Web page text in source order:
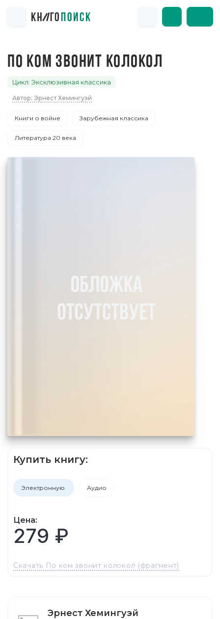
ПО КОМ ЗВОНИТ КОЛОКОЛ
Цикл: Эксклюзивная классика
Автор: Эрнест Хемингуэй
Книги о войне Зарубежная классика
Литература 20 века
Купить книгу:
Электронную Аудио
Цена:
279 ₽
Скачать По ком звонит колокол (фрагмент)
Эрнест Хемингуэй